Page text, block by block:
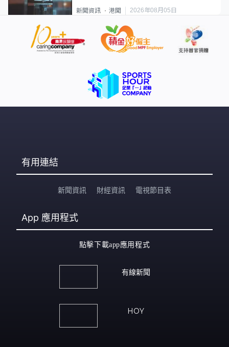
新聞資訊 港聞 2026年08月05日
有用連結
新聞資訊 財經資訊 電視節目表
App 應用程式
點擊下載app應用程式
有線新聞
HOY